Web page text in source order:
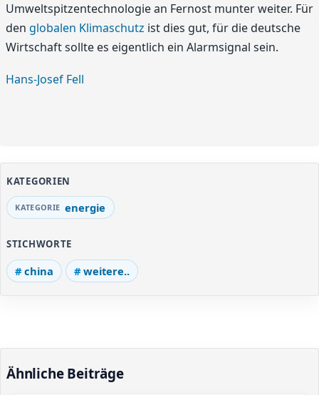
Umweltspitzentechnologie an Fernost munter weiter. Für
den globalen Klimaschutz ist dies gut, für die deutsche
Wirtschaft sollte es eigentlich ein Alarmsignal sein.
Hans-Josef Fell
KATEGORIEN
energie
STICHWORTE
china weitere..
Ähnliche Beiträge